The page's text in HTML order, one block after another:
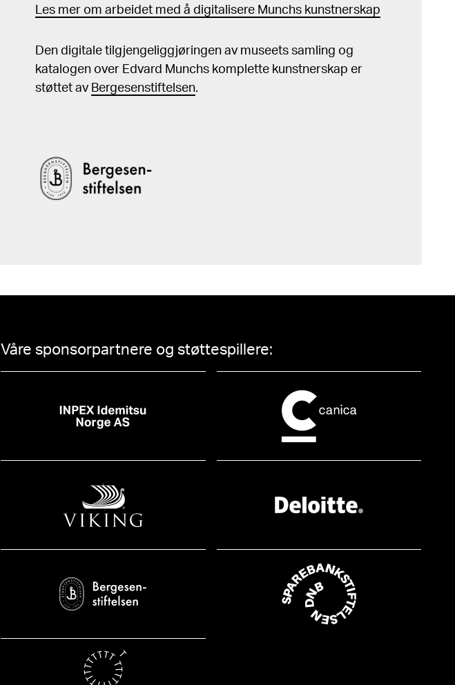
Les mer om arbeidet med å digitalisere Munchs kunstnerskap
Den digitale tilgjengeliggjøringen av museets samling og
katalogen over Edvard Munchs komplette kunstnerskap er
støttet av Bergesenstiftelsen.
Våre sponsorpartnere og støttespillere: